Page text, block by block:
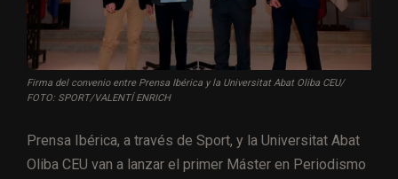
Firma del convenio entre Prensa Ibérica y la Universitat Abat Oliba CEU/
FOTO: SPORT/VALENTÍ ENRICH
Prensa Ibérica, a través de Sport, y la Universitat Abat
Oliba CEU van a lanzar el primer Máster en Periodismo